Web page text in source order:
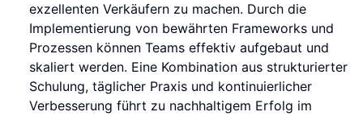
exzellenten Verkäufern zu machen. Durch die
Implementierung von bewährten Frameworks und
Prozessen können Teams effektiv aufgebaut und
skaliert werden. Eine Kombination aus strukturierter
Schulung, täglicher Praxis und kontinuierlicher
Verbesserung führt zu nachhaltigem Erfolg im